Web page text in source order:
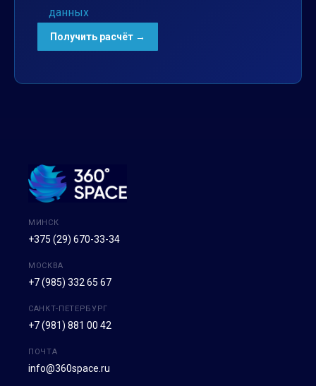
данных
МИНСК
+375 (29) 670-33-34
МОСКВА
+7 (985) 332 65 67
САНКТ-ПЕТЕРБУРГ
+7 (981) 881 00 42
ПОЧТА
info@360space.ru